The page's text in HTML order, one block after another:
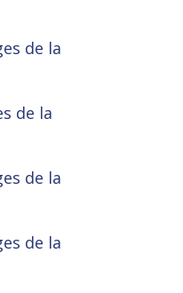
de la
de la
de la
de la